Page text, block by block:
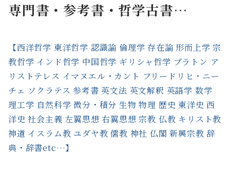
専門書・参考書・哲学古書…
【西洋哲学 東洋哲学 認識論 倫理学 存在論 形而上学 宗
教哲学 インド哲学 中国哲学 ギリシャ哲学 プラトン ア
リストテレス イマヌエル・カント フリードリヒ・ニー
チェ ソクラテス 参考書 英文法 英文解釈 英語学 数学
理工学 自然科学 微分・積分 生物 物理 歴史 東洋史 西
洋史 社会主義 左翼思想 右翼思想 宗教 仏教 キリスト教
神道 イスラム教 ユダヤ教 儒教 神社 仏閣 新興宗教 辞
典・辞書etc…】